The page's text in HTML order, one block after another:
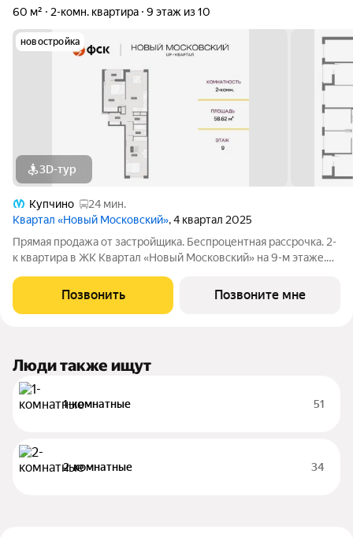
60 м²
2-комн. квартира 9 этаж из 10
новостройка
3D-тур
Купчино
24 мин.
Квартал «Новый Московский», 4 квартал 2025
Прямая продажа от застройщика. Беспроцентная рассрочка. 2-
к квартира в ЖК Квартал «Новый Московский» на 9-м этаже.
«Новый Московский» в Пушкинском районе. Этот комплекс
объединит в себе
Позвонить Позвоните мне
Люди также ищут
1-комнатные 51
2-комнатные 34